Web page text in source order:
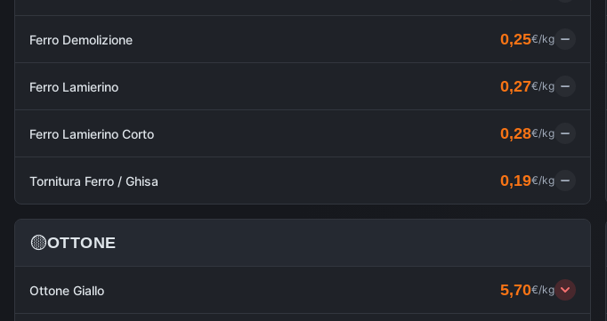
Ferro Demolizione 0,25€/kg
Ferro Lamierino 0,27€/kg
Ferro Lamierino Corto 0,28€/kg
Tornitura Ferro / Ghisa 0,19€/kg
🟡OTTONE
Ottone Giallo 5,70€/kg